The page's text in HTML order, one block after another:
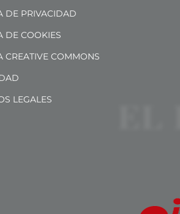
DE PRIVACIDAD
DE COOKIES
CREATIVE COMMONS
LEGALES